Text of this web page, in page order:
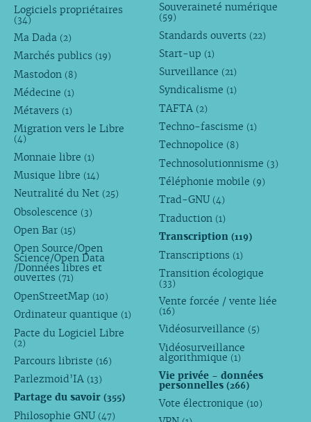
Logiciels propriétaires
(34)
Ma Dada (2)
Marchés publics (19)
Mastodon (8)
Médecine (1)
Métavers (1)
Migration vers le Libre
(4)
Monnaie libre (1)
Musique libre (14)
Neutralité du Net (25)
Obsolescence (3)
Open Bar (15)
Open Source/Open
Science/Open Data
/Données libres et
ouvertes (71)
OpenStreetMap (10)
Ordinateur quantique (1)
Pacte du Logiciel Libre
(2)
Parcours libriste (16)
Parlezmoid’IA (13)
Partage du savoir (355)
Philosophie GNU (47)
Souveraineté numérique
(59)
Standards ouverts (22)
Start-up (1)
Surveillance (21)
Syndicalisme (1)
TAFTA (2)
Techno-fascisme (1)
Technopolice (8)
Technosolutionnisme (3)
Téléphonie mobile (9)
Trad-GNU (4)
Traduction (1)
Transcription(119)
Transcriptions (1)
Transition écologique
(33)
Vente forcée / vente liée
(16)
Vidéosurveillance (5)
Vidéosurveillance
algorithmique (1)
Vie privée - données
personnelles(266)
Vote électronique (10)